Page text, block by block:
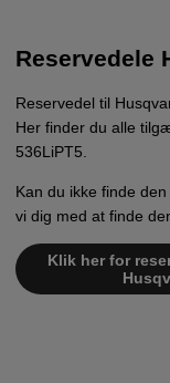
Reservedele
Reservedel til
Her finder du alle
536LiPT5.
Kan du ikke finde
vi dig med at finde
Klik her for